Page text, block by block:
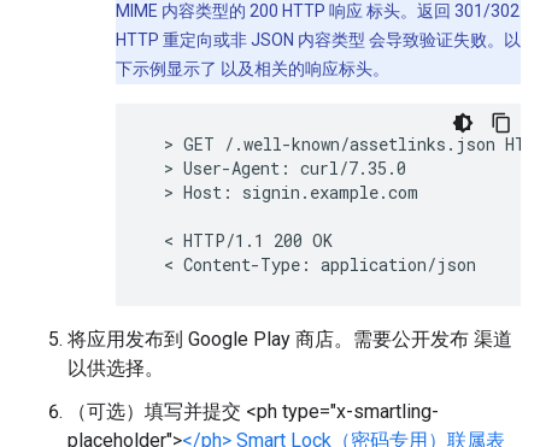
MIME 内容类型的 200 HTTP 响应 标头。返回 301/302
HTTP 重定向或非 JSON 内容类型 会导致验证失败。以
下示例显示了 以及相关的响应标头。
> GET /.well-known/assetlinks.json
  > User-Agent: curl/7.35.0
  > Host: signin.example.com
  < HTTP/1.1 200 OK
将应用发布到 Google Play 商店。需要公开发布 渠道
以供选择。
（可选）填写并提交 <ph type="x-smartling-
placeholder"></ph> Smart Lock（密码专用）联属表